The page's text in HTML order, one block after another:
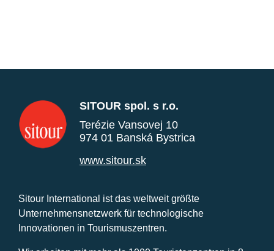
SITOUR spol. s r.o.
Terézie Vansovej 10
974 01 Banská Bystrica
www.sitour.sk
Sitour International ist das weltweit größte
Unternehmensnetzwerk für technologische
Innovationen in Tourismuszentren.